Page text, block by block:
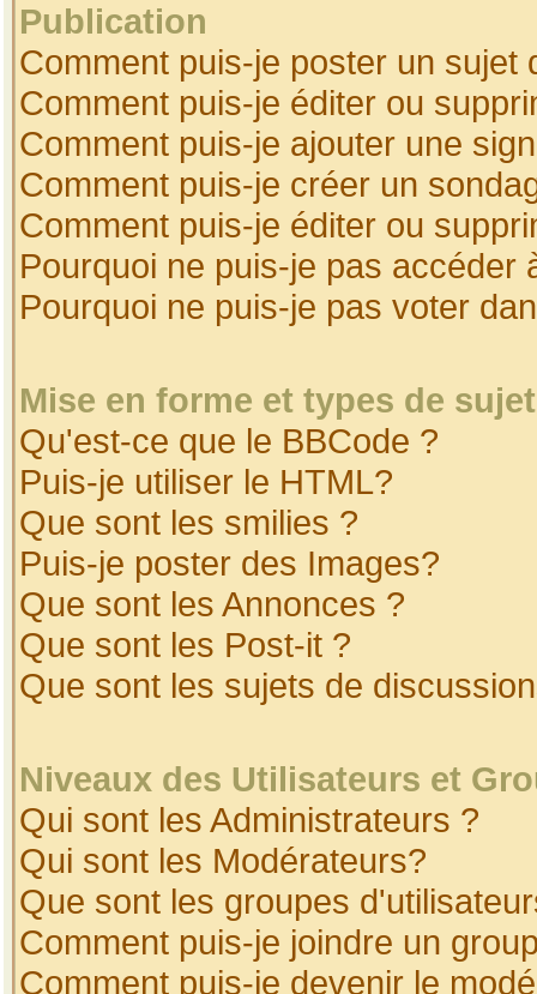
Publication
Comment puis-je poster un sujet
Comment puis-je éditer ou
Comment puis-je ajouter une
Comment puis-je créer un
Comment puis-je éditer ou
Pourquoi ne puis-je pas accéder
Pourquoi ne puis-je pas voter
Mise en forme et types de
Qu'est-ce que le BBCode ?
Puis-je utiliser le HTML?
Que sont les smilies ?
Puis-je poster des Images?
Que sont les Annonces ?
Que sont les Post-it ?
Que sont les sujets de
Niveaux des Utilisateurs et
Qui sont les Administrateurs ?
Qui sont les Modérateurs?
Que sont les groupes
Comment puis-je joindre un
Comment puis-je devenir le